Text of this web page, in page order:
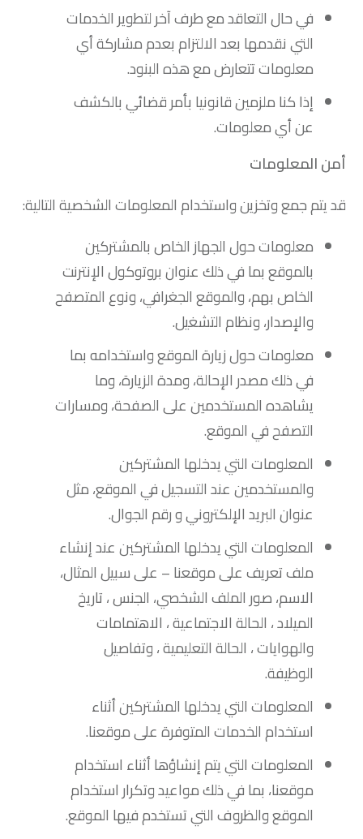
في حال التعاقد مع طرف آخر لتطوير الخدمات
التي نقدمها بعد الالتزام بعدم مشاركة أي
معلومات تتعارض مع هذه البنود.
إذا كنا ملزمين قانونيا بأمر قضائي بالكشف
عن أي معلومات.
أمن المعلومات
قد يتم جمع وتخزين واستخدام المعلومات الشخصية التالية:
معلومات حول الجهاز الخاص بالمشتركين
بالموقع بما في ذلك عنوان بروتوكول الإنترنت
الخاص بهم، والموقع الجغرافي، ونوع المتصفح
والإصدار، ونظام التشغيل.
معلومات حول زيارة الموقع واستخدامه بما
في ذلك مصدر الإحالة، ومدة الزيارة، وما
يشاهده المستخدمين على الصفحة، ومسارات
التصفح في الموقع.
المعلومات التي يدخلها المشتركين
والمستخدمين عند التسجيل في الموقع، مثل
عنوان البريد الإلكتروني و رقم الجوال.
المعلومات التي يدخلها المشتركين عند إنشاء
ملف تعريف على موقعنا – على سبيل المثال،
الاسم، صور الملف الشخصي، الجنس ، تاريخ
الميلاد ، الحالة الاجتماعية ، الاهتمامات
والهوايات ، الحالة التعليمية ، وتفاصيل
الوظيفة.
المعلومات التي يدخلها المشتركين أثناء
استخدام الخدمات المتوفرة على موقعنا.
المعلومات التي يتم إنشاؤها أثناء استخدام
موقعنا، بما في ذلك مواعيد وتكرار استخدام
الموقع والظروف التي تستخدم فيها الموقع.